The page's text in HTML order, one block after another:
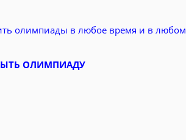
олимпиады в любое время и в любом
ОЛИМПИАДУ